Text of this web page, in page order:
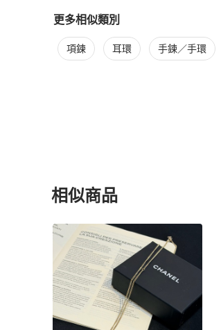
更多相似類別
更多Chanel 女士配件 相似商品推薦
項鍊 耳環 手鍊／手環
相似商品
更多相似Chanel女士配件推薦精品